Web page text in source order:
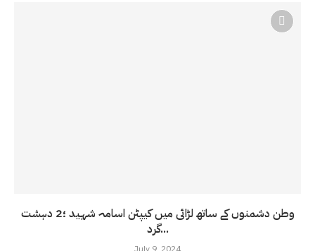
وطن دشمنوں کے ساتھ لڑائی میں کیپٹن اسامہ شہید ؛2 دہشت
گرد...